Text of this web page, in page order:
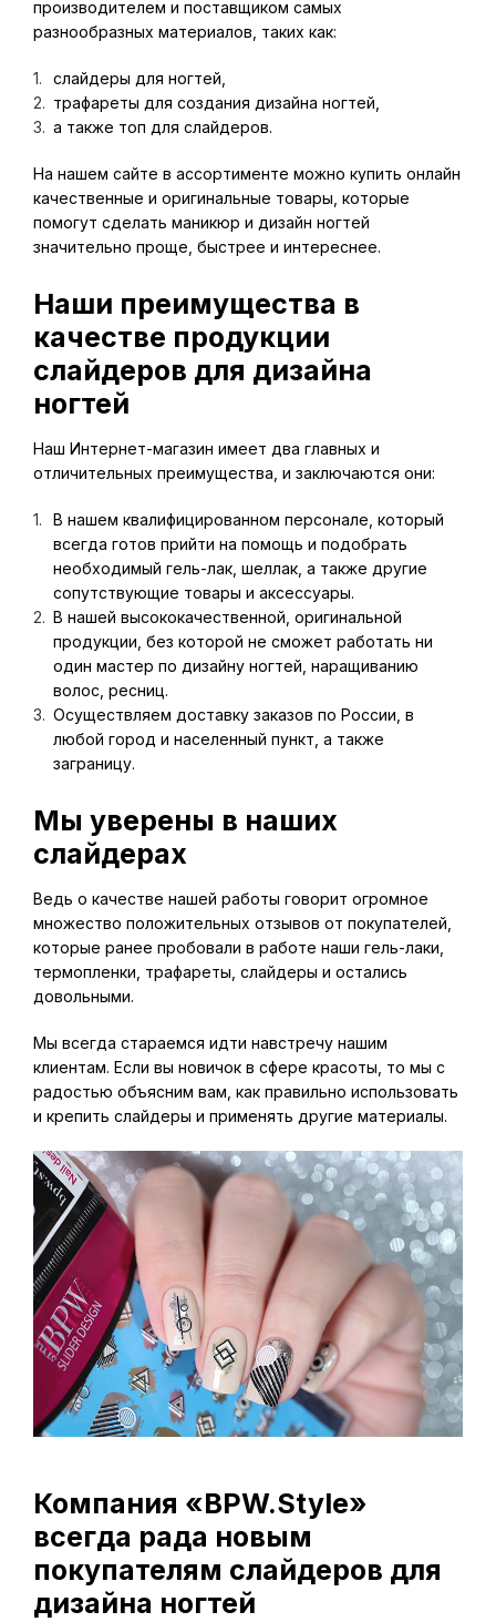
производителем и поставщиком самых
разнообразных материалов, таких как:
слайдеры для ногтей,
трафареты для создания дизайна ногтей,
а также топ для слайдеров.
На нашем сайте в ассортименте можно купить онлайн
качественные и оригинальные товары, которые
помогут сделать маникюр и дизайн ногтей
значительно проще, быстрее и интереснее.
Наши преимущества в
качестве продукции
слайдеров для дизайна
ногтей
Наш Интернет-магазин имеет два главных и
отличительных преимущества, и заключаются они:
В нашем квалифицированном персонале, который
всегда готов прийти на помощь и подобрать
необходимый гель-лак, шеллак, а также другие
сопутствующие товары и аксессуары.
В нашей высококачественной, оригинальной
продукции, без которой не сможет работать ни
один мастер по дизайну ногтей, наращиванию
волос, ресниц.
Осуществляем доставку заказов по России, в
любой город и населенный пункт, а также
заграницу.
Мы уверены в наших
слайдерах
Ведь о качестве нашей работы говорит огромное
множество положительных отзывов от покупателей,
которые ранее пробовали в работе наши гель-лаки,
термопленки, трафареты, слайдеры и остались
довольными.
Мы всегда стараемся идти навстречу нашим
клиентам. Если вы новичок в сфере красоты, то мы с
радостью объясним вам, как правильно использовать
и крепить слайдеры и применять другие материалы.
Компания «BPW.Style»
всегда рада новым
покупателям слайдеров для
дизайна ногтей